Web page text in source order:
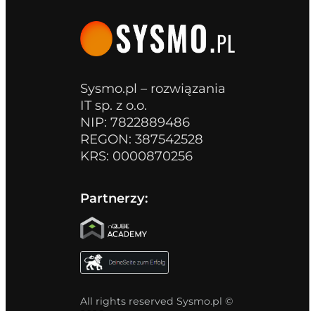
Sysmo.pl – rozwiązania
IT sp. z o.o.
NIP: 7822889486
REGON: 387542528
KRS: 0000870256
Partnerzy:
All rights reserved Sysmo.pl ©